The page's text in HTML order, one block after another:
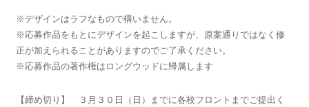
※デザインはラフなもので構いません。
※応募作品をもとにデザインを起こしますが、原案通りではなく修
正が加えられることがありますのでご了承ください。
※応募作品の著作権はロングウッドに帰属します
【締め切り】 ３月３０日（日）までに各校フロントまでご提出く